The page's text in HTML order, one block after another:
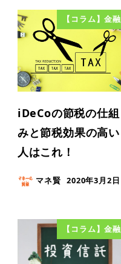
【コラム】金融
iDeCoの節税の仕組
みと節税効果の高い
人はこれ！
マネ賢 2020年3月2日
【コラム】金融